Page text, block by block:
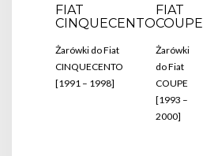
FIAT
CINQUECENTO
Żarówki do Fiat
CINQUECENTO
[1991 – 1998]
FIAT
COUPE
Żarówki
do Fiat
COUPE
[1993 –
2000]